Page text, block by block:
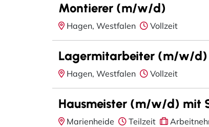
Montierer (m/w/d)
Hagen, Westfalen Vollzeit
Lagermitarbeiter (m/w/d)
Hagen, Westfalen Vollzeit
Hausmeister (m/w/d) mit
Marienheide Teilzeit